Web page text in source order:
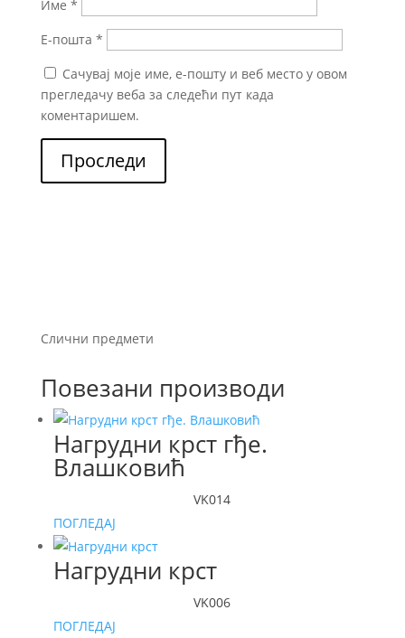
Име *
Е-пошта *
Сачувај моје име, е-пошту и веб место у овом
прегледачу веба за следећи пут када
коментаришем.
Проследи
Слични предмети
Повезани производи
Нагрудни крст гђе.
Влашковић
VK014
ПОГЛЕДАЈ
Нагрудни крст
VK006
ПОГЛЕДАЈ